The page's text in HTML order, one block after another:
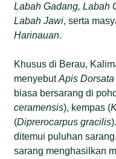
Labah Gadang, Labah
Labah Jawi, serta
Harinauan.
Khusus di Berau,
menyebutApis Dorsata
biasa bersarang di
ceramensis), kempas (
(Diprerocarpus gracilis
ditemui puluhan
sarang menghasilkan